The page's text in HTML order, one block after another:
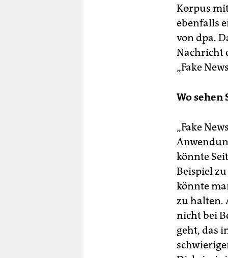
Korpus
ebenfalls
von dpa.
Nachricht
„Fake
Wo
„Fake
könnte
Beispiel
könnte
zu halten.
nicht bei
geht, das